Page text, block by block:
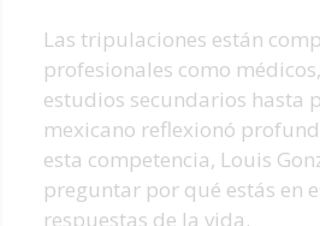
Las tripulaciones están
profesionales como
estudios secundarios hasta
mexicano reflexionó
esta competencia, Louis
preguntar por qué estás en
respuestas de la vida.